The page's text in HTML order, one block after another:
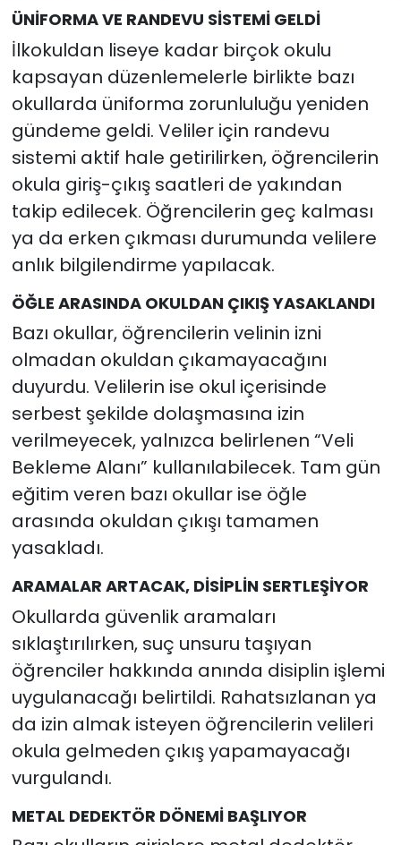
ÜNİFORMA VE RANDEVU SİSTEMİ GELDİ
İlkokuldan liseye kadar birçok okulu
kapsayan düzenlemelerle birlikte bazı
okullarda üniforma zorunluluğu yeniden
gündeme geldi. Veliler için randevu
sistemi aktif hale getirilirken, öğrencilerin
okula giriş-çıkış saatleri de yakından
takip edilecek. Öğrencilerin geç kalması
ya da erken çıkması durumunda velilere
anlık bilgilendirme yapılacak.
ÖĞLE ARASINDA OKULDAN ÇIKIŞ YASAKLANDI
Bazı okullar, öğrencilerin velinin izni
olmadan okuldan çıkamayacağını
duyurdu. Velilerin ise okul içerisinde
serbest şekilde dolaşmasına izin
verilmeyecek, yalnızca belirlenen “Veli
Bekleme Alanı” kullanılabilecek. Tam gün
eğitim veren bazı okullar ise öğle
arasında okuldan çıkışı tamamen
yasakladı.
ARAMALAR ARTACAK, DİSİPLİN SERTLEŞİYOR
Okullarda güvenlik aramaları
sıklaştırılırken, suç unsuru taşıyan
öğrenciler hakkında anında disiplin işlemi
uygulanacağı belirtildi. Rahatsızlanan ya
da izin almak isteyen öğrencilerin velileri
okula gelmeden çıkış yapamayacağı
vurgulandı.
METAL DEDEKTÖR DÖNEMİ BAŞLIYOR